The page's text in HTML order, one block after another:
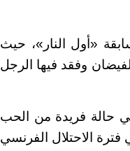
«أول النار»، حيث
وفقد فيها الرجل
حالة فريدة من الحب
الاحتلال الفرنسي